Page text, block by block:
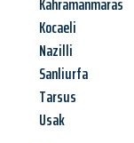
Kocaeli
Nazilli
Sanliurfa
Tarsus
Usak